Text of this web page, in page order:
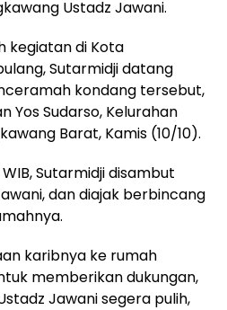
Ustadz Jawani.
kegiatan di Kota
Sutarmidji datang
kondang tersebut,
Yos Sudarso, Kelurahan
Barat, Kamis (10/10).
Sutarmidji disambut
dan diajak berbincang
karibnya ke rumah
memberikan dukungan,
Jawani segera pulih,